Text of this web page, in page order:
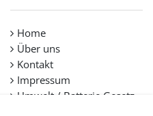
Home
Über uns
Kontakt
Impressum
Umwelt / Batterie Gesetz